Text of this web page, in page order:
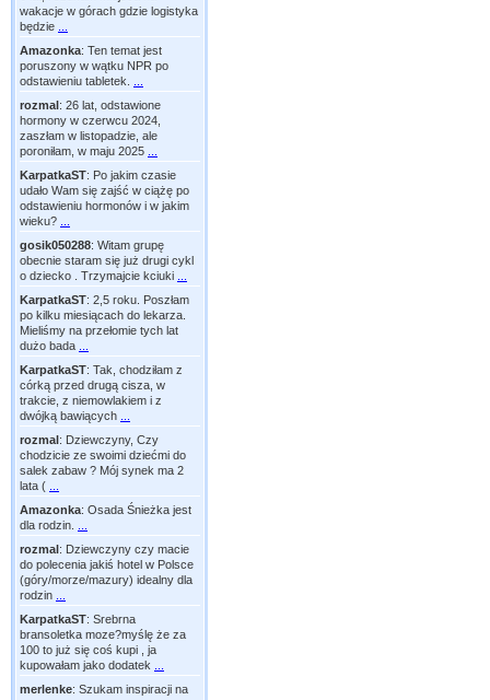
wakacje w górach gdzie logistyka
będzie
Amazonka: Ten temat jest
poruszony w wątku NPR po
odstawieniu tabletek.
rozmal: 26 lat, odstawione
hormony w czerwcu 2024,
zaszłam w listopadzie, ale
poroniłam, w maju 2025
KarpatkaST: Po jakim czasie
udało Wam się zajść w ciążę po
odstawieniu hormonów i w jakim
wieku?
gosik050288: Witam grupę
obecnie staram się już drugi cykl
o dziecko . Trzymajcie kciuki
KarpatkaST: 2,5 roku. Poszłam
po kilku miesiącach do lekarza.
Mieliśmy na przełomie tych lat
dużo bada
KarpatkaST: Tak, chodziłam z
córką przed drugą cisza, w
trakcie, z niemowlakiem i z
dwójką bawiących
rozmal: Dziewczyny, Czy
chodzicie ze swoimi dziećmi do
salek zabaw ? Mój synek ma 2
lata (
Amazonka: Osada Śnieżka jest
dla rodzin.
rozmal: Dziewczyny czy macie
do polecenia jakiś hotel w Polsce
(góry/morze/mazury) idealny dla
rodzin
KarpatkaST: Srebrna
bransoletka moze?myślę że za
100 to już się coś kupi , ja
kupowałam jako dodatek
merlenke: Szukam inspiracji na